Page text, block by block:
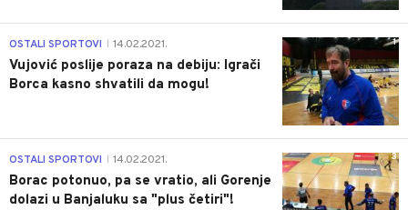
1
OSTALI SPORTOVI 14.02.2021.
Vujović poslije poraza na debiju: Igrači
Borca kasno shvatili da mogu!
3
OSTALI SPORTOVI 14.02.2021.
Borac potonuo, pa se vratio, ali Gorenje
dolazi u Banjaluku sa "plus četiri"!